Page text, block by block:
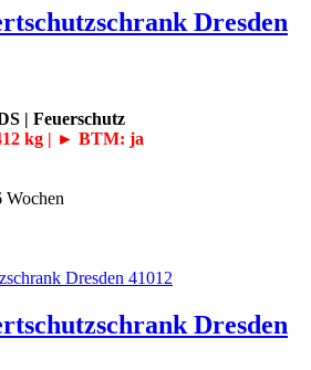
Dresden
| Feuerschutz
kg | ► BTM: ja
Wochen
Dresden